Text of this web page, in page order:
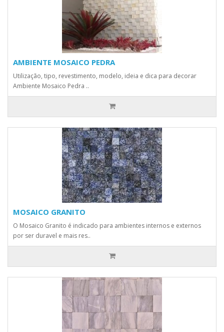
AMBIENTE MOSAICO PEDRA
Utilização, tipo, revestimento, modelo, ideia e dica para decorar
Ambiente Mosaico Pedra ..
MOSAICO GRANITO
O Mosaico Granito é indicado para ambientes internos e externos
por ser duravel e mais res..